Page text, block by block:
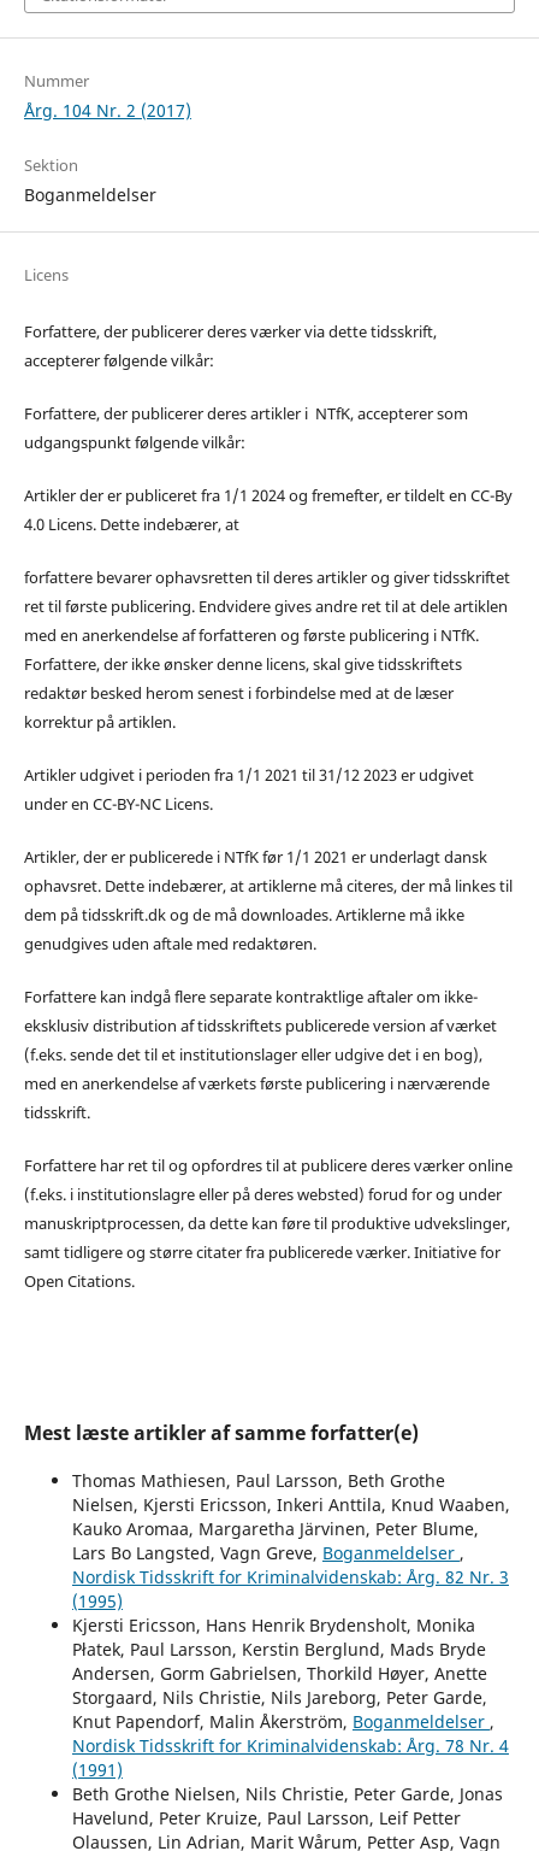
Nummer
Årg. 104 Nr. 2 (2017)
Sektion
Boganmeldelser
Licens
Forfattere, der publicerer deres værker via dette tidsskrift,
accepterer følgende vilkår:
Forfattere, der publicerer deres artikler i NTfK, accepterer som
udgangspunkt følgende vilkår:
Artikler der er publiceret fra 1/1 2024 og fremefter, er tildelt en CC-By
4.0 Licens. Dette indebærer, at
forfattere bevarer ophavsretten til deres artikler og giver tidsskriftet
ret til første publicering. Endvidere gives andre ret til at dele artiklen
med en anerkendelse af forfatteren og første publicering i NTfK.
Forfattere, der ikke ønsker denne licens, skal give tidsskriftets
redaktør besked herom senest i forbindelse med at de læser
korrektur på artiklen.
Artikler udgivet i perioden fra 1/1 2021 til 31/12 2023 er udgivet
under en CC-BY-NC Licens.
Artikler, der er publicerede i NTfK før 1/1 2021 er underlagt dansk
ophavsret. Dette indebærer, at artiklerne må citeres, der må linkes til
dem på tidsskrift.dk og de må downloades. Artiklerne må ikke
genudgives uden aftale med redaktøren.
Forfattere kan indgå flere separate kontraktlige aftaler om ikke-
eksklusiv distribution af tidsskriftets publicerede version af værket
(f.eks. sende det til et institutionslager eller udgive det i en bog),
med en anerkendelse af værkets første publicering i nærværende
tidsskrift.
Forfattere har ret til og opfordres til at publicere deres værker online
(f.eks. i institutionslagre eller på deres websted) forud for og under
manuskriptprocessen, da dette kan føre til produktive udvekslinger,
samt tidligere og større citater fra publicerede værker. Initiative for
Open Citations.
Mest læste artikler af samme forfatter(e)
Thomas Mathiesen, Paul Larsson, Beth Grothe
Nielsen, Kjersti Ericsson, Inkeri Anttila, Knud Waaben,
Kauko Aromaa, Margaretha Järvinen, Peter Blume,
Lars Bo Langsted, Vagn Greve, Boganmeldelser ,
Nordisk Tidsskrift for Kriminalvidenskab: Årg. 82 Nr. 3
(1995)
Kjersti Ericsson, Hans Henrik Brydensholt, Monika
Płatek, Paul Larsson, Kerstin Berglund, Mads Bryde
Andersen, Gorm Gabrielsen, Thorkild Høyer, Anette
Storgaard, Nils Christie, Nils Jareborg, Peter Garde,
Knut Papendorf, Malin Åkerström, Boganmeldelser ,
Nordisk Tidsskrift for Kriminalvidenskab: Årg. 78 Nr. 4
(1991)
Beth Grothe Nielsen, Nils Christie, Peter Garde, Jonas
Havelund, Peter Kruize, Paul Larsson, Leif Petter
Olaussen, Lin Adrian, Marit Wårum, Petter Asp, Vagn